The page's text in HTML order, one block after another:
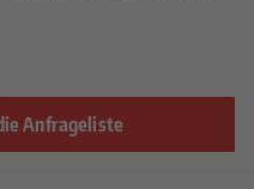
Anfrageliste